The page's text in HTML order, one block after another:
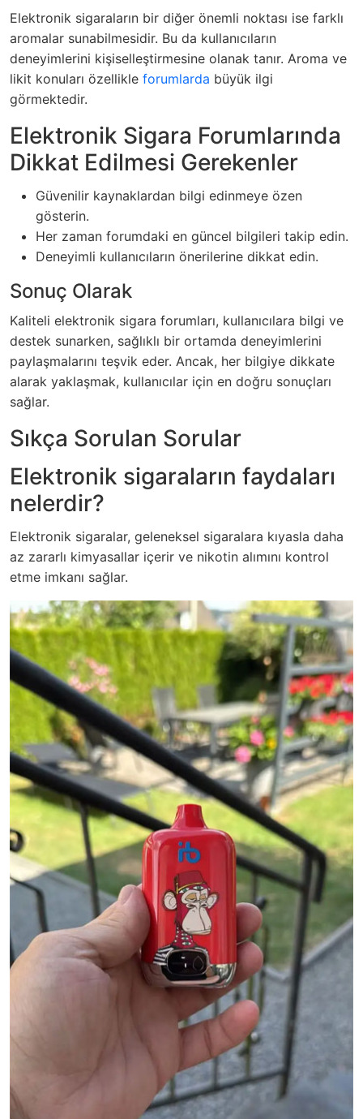
Elektronik sigaraların bir diğer önemli noktası ise farklı
aromalar sunabilmesidir. Bu da kullanıcıların
deneyimlerini kişiselleştirmesine olanak tanır. Aroma ve
likit konuları özellikle forumlarda büyük ilgi
görmektedir.
Elektronik Sigara Forumlarında
Dikkat Edilmesi Gerekenler
Güvenilir kaynaklardan bilgi edinmeye özen
gösterin.
Her zaman forumdaki en güncel bilgileri takip edin.
Deneyimli kullanıcıların önerilerine dikkat edin.
Sonuç Olarak
Kaliteli elektronik sigara forumları, kullanıcılara bilgi ve
destek sunarken, sağlıklı bir ortamda deneyimlerini
paylaşmalarını teşvik eder. Ancak, her bilgiye dikkate
alarak yaklaşmak, kullanıcılar için en doğru sonuçları
sağlar.
Sıkça Sorulan Sorular
Elektronik sigaraların faydaları
nelerdir?
Elektronik sigaralar, geleneksel sigaralara kıyasla daha
az zararlı kimyasallar içerir ve nikotin alımını kontrol
etme imkanı sağlar.